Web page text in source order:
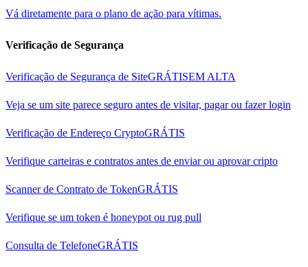
Vá diretamente para o plano de ação para vítimas.
Verificação de Segurança
Verificação de Segurança de SiteGRÁTISEM ALTA
Veja se um site parece seguro antes de visitar, pagar ou fazer login
Verificação de Endereço CryptoGRÁTIS
Verifique carteiras e contratos antes de enviar ou aprovar cripto
Scanner de Contrato de TokenGRÁTIS
Verifique se um token é honeypot ou rug pull
Consulta de TelefoneGRÁTIS